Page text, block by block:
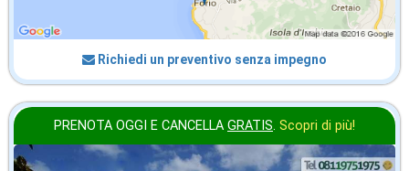
Richiedi un preventivo senza impegno
PRENOTA OGGI E CANCELLA GRATIS. Scopri di più!